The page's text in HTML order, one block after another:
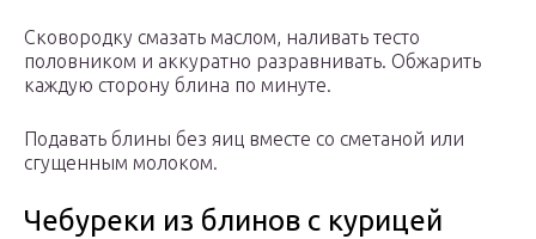
Сковородку смазать маслом, наливать тесто
половником и аккуратно разравнивать. Обжарить
каждую сторону блина по минуте.
Подавать блины без яиц вместе со сметаной или
сгущенным молоком.
Чебуреки из блинов с курицей